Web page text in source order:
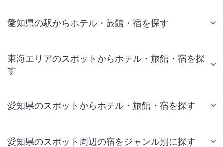
愛知県の駅からホテル・旅館・宿を探す
東海エリアのスポットからホテル・旅館・宿を探
す
愛知県のスポットからホテル・旅館・宿を探す
愛知県のスポット周辺の宿をジャンル別に探す